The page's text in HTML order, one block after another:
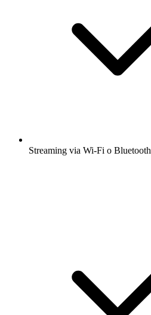
Streaming via Wi-Fi o Bluetooth